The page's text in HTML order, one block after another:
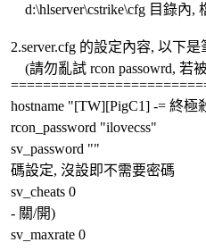
d:\hlserver\cstrike\cfg 目錄內,
2.server.cfg 的設定內容, 以下
(請勿亂試 rcon passowrd, 若
hostname "[TW][PigC1] -= 終
rcon_password
sv_password "" //
碼設定, 沒設即不需要密碼
sv_cheats 0 //
- 關/開)
sv_maxrate 0 //